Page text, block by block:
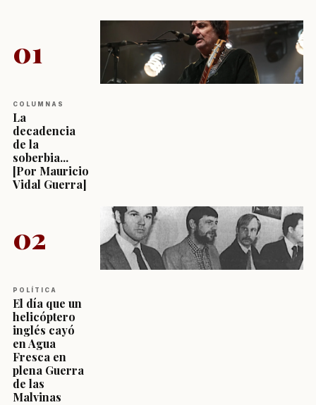
01
COLUMNAS
La
decadencia
de la
soberbia...
[Por Mauricio
Vidal Guerra]
02
POLÍTICA
El día que un
helicóptero
inglés cayó
en Agua
Fresca en
plena Guerra
de las
Malvinas